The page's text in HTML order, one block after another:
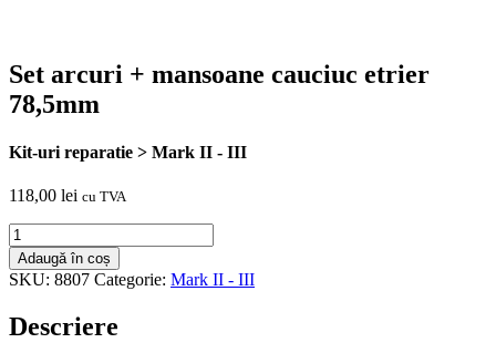
Set arcuri + mansoane cauciuc etrier
78,5mm
Kit-uri reparatie > Mark II - III
118,00 lei cu TVA
Cantitate
Set
arcuri
+
cauciuc
Adaugă în coș
SKU: 8807 Categorie: Mark II - III
Descriere